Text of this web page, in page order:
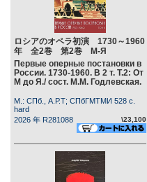
ロシアのオペラ初演 1730～1960
年 全2巻 第2巻 М-Я
Первые оперные постановки в
России. 1730-1960. В 2 т. Т.2: От
М до Я./ сост. М.М. Годлевская.
М.: СПб., А.Р.Т; СПбГМТМИ 528 c.
hard
2026 年 R281088
\23,100